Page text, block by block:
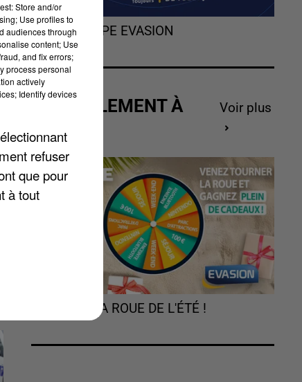
L'HOROSCOPE EVASION
ACTUELLEMENT À
Voir plus
TOURNEZ LA ROUE DE L'ÉTÉ !
Store and/or
Use profiles to
audiences through
content; Use
and fix errors;
process personal
actively
Identify devices
refuser
que pour
à tout